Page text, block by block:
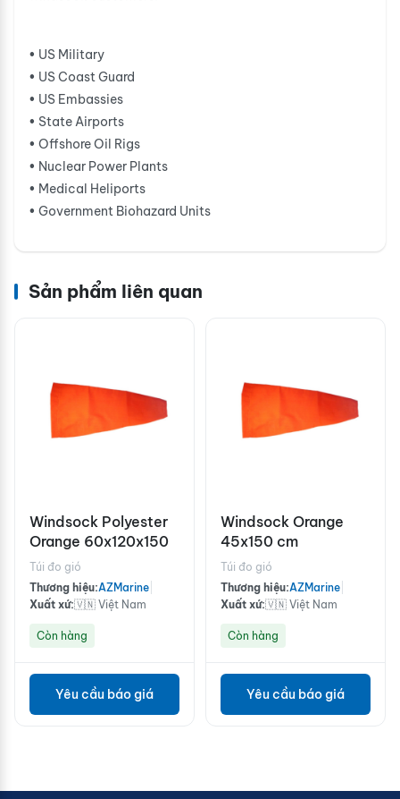
• US Military
• US Coast Guard
• US Embassies
• State Airports
• Offshore Oil Rigs
• Nuclear Power Plants
• Medical Heliports
• Government Biohazard Units
Sản phẩm liên quan
Windsock Polyester
Orange 60x120x150
Túi đo gió
Thương hiệu:AZMarine
Xuất xứ:🇻🇳 Việt Nam
Còn hàng
Yêu cầu báo giá
Windsock Orange
45x150 cm
Túi đo gió
Thương hiệu:AZMarine
Xuất xứ:🇻🇳 Việt Nam
Còn hàng
Yêu cầu báo giá